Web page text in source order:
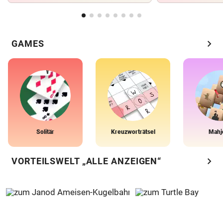
GAMES chevron_right
Solitär Kreuzworträtsel
VORTEILSWELT „ALLE ANZEIGEN“ chevron_right